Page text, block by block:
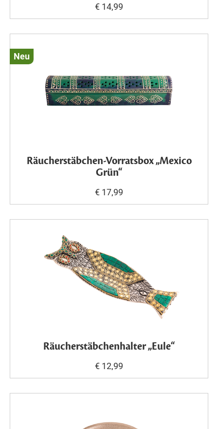
€ 14,99
Neu
Räucherstäbchen-Vorratsbox „Mexico
Grün“
€ 17,99
Räucherstäbchenhalter „Eule“
€ 12,99